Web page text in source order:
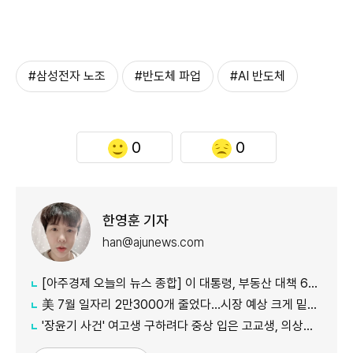
#삼성전자 노조 #반도체 파업 #AI 반도체
0 0
한영훈 기자
han@ajunews.com
[아주경제 오늘의 뉴스 종합] 이 대통령, 부동산 대책 6시간 점검…"기존 방식 벗어나 과감히 실행" 外
美 7월 일자리 2만3000개 줄었다…시장 예상 크게 밑돈 '고용 쇼크'
'장윤기 사건' 여고생 구하려다 중상 입은 고교생, 의상자 인정